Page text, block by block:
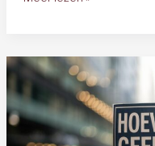
Bruiloft:
Complete
Outfit
Guide
2025